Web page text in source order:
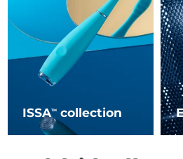
ISSATM collection
Birleşik Arap
Emirlikleri
Birleşik Krallık
Amerika Birleşik
Devletleri